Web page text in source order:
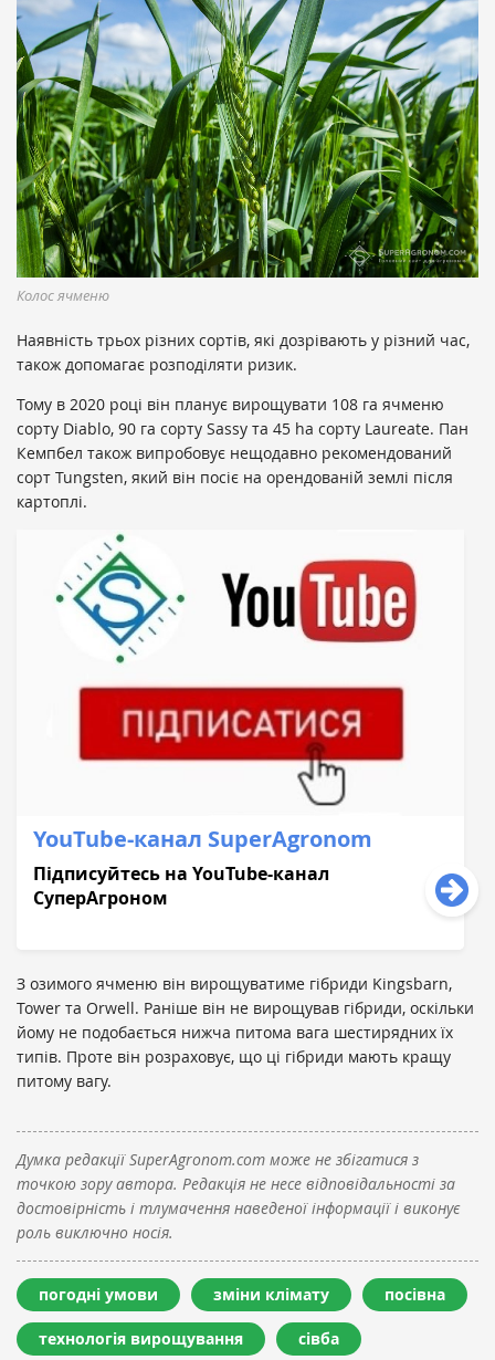
Колос ячменю
Наявність трьох різних сортів, які дозрівають у різний час,
також допомагає розподіляти ризик.
Тому в 2020 році він планує вирощувати 108 га ячменю
сорту Diablo, 90 га сорту Sassy та 45 ha сорту Laureate. Пан
Кемпбел також випробовує нещодавно рекомендований
сорт Tungsten, який він посіє на орендованій землі після
картоплі.
YouTube-кaнaл SuperAgronom
Підписуйтесь нa YouTube-кaнaл
СуперAгроном
З озимого ячменю він вирощуватиме гібриди Kingsbarn,
Tower та Orwell. Раніше він не вирощував гібриди, оскільки
йому не подобається нижча питома вага шестирядних їх
типів. Проте він розраховує, що ці гібриди мають кращу
питому вагу.
Думка редакції SuperAgronom.com може не збігатися з
точкою зору автора. Редакція не несе відповідальності за
достовірність і тлумачення наведеної інформації і виконує
роль виключно носія.
погодні умови зміни клімату посівна
технологія вирощування сівба